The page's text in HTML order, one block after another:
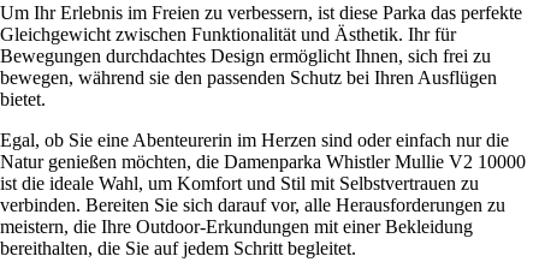
Um Ihr Erlebnis im Freien zu verbessern, ist diese Parka das perfekte
Gleichgewicht zwischen Funktionalität und Ästhetik. Ihr für
Bewegungen durchdachtes Design ermöglicht Ihnen, sich frei zu
bewegen, während sie den passenden Schutz bei Ihren Ausflügen
bietet.
Egal, ob Sie eine Abenteurerin im Herzen sind oder einfach nur die
Natur genießen möchten, die Damenparka Whistler Mullie V2 10000
ist die ideale Wahl, um Komfort und Stil mit Selbstvertrauen zu
verbinden. Bereiten Sie sich darauf vor, alle Herausforderungen zu
meistern, die Ihre Outdoor-Erkundungen mit einer Bekleidung
bereithalten, die Sie auf jedem Schritt begleitet.